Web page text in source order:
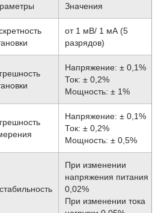
Значения
от 1 мВ/ 1 мА (5
разрядов)
Напряжение: ± 0,1%
Ток: ± 0,2%
Мощность: ± 1%
Напряжение: ± 0,1%
Ток: ± 0,2%
Мощность: ± 0,5%
При изменении
напряжения питания
0,02%
При изменении тока